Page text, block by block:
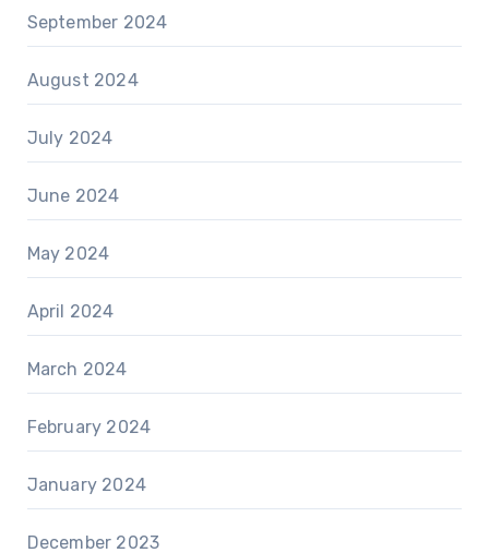
September 2024
August 2024
July 2024
June 2024
May 2024
April 2024
March 2024
February 2024
January 2024
December 2023